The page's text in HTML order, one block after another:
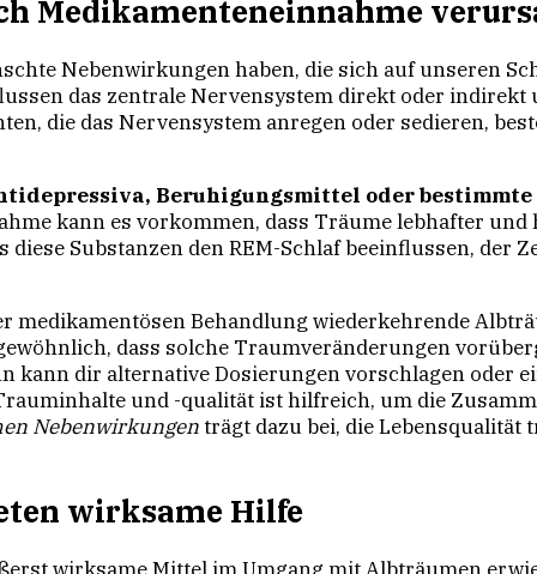
Medikamenteneinnahme
Nebenwirkungen haben, die sich auf unseren
das zentrale Nervensystem direkt oder
die das Nervensystem anregen oder sedieren,
Beruhigungsmittel oder
kann es vorkommen, dass Träume lebhafter
diese Substanzen den REM-Schlaf beeinflussen, der
medikamentösen Behandlung wiederkehrende
dass solche Traumveränderungen
kann dir alternative Dosierungen vorschlagen oder
und -qualität ist hilfreich, um die
Nebenwirkungenträgt dazu bei, die
wirksame Hilfe